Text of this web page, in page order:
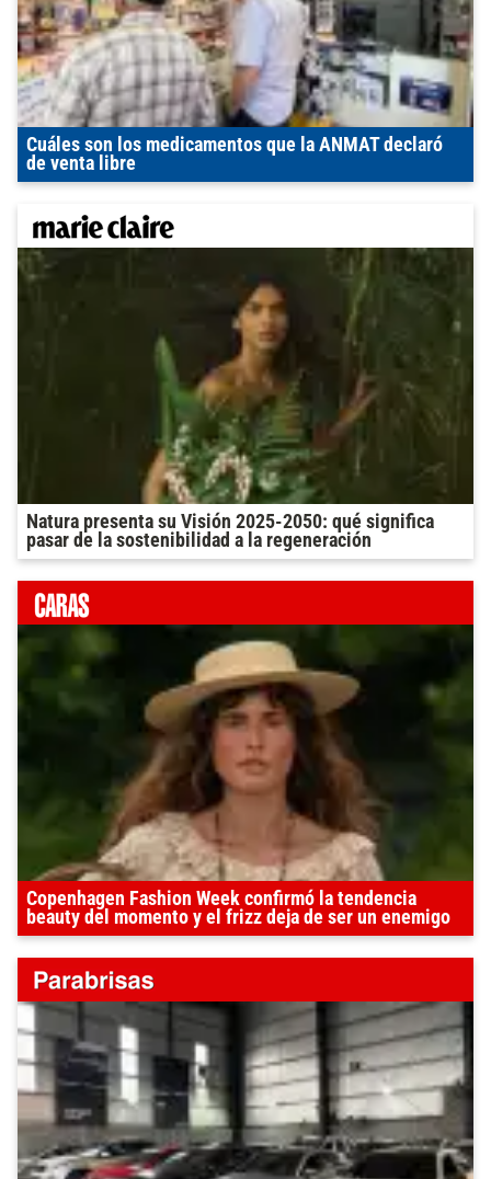
Cuáles son los medicamentos que la ANMAT declaró
de venta libre
Natura presenta su Visión 2025-2050: qué significa
pasar de la sostenibilidad a la regeneración
Copenhagen Fashion Week confirmó la tendencia
beauty del momento y el frizz deja de ser un enemigo